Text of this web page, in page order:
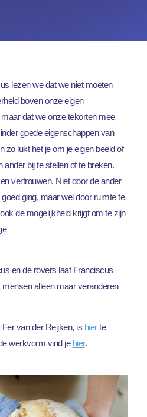
lezen we dat we niet moeten
boven onze eigen
dat we onze tekorten mee
goede eigenschappen van
zo lukt het je om je eigen beeld of
ander bij te stellen of te breken.
vertrouwen. Niet door de ander
ging, maar wel door ruimte te
de mogelijkheid krijgt om te zijn
en de rovers laat Franciscus
alleen maar veranderen
van der Reijken, is hierte
werkvorm vind je hier.